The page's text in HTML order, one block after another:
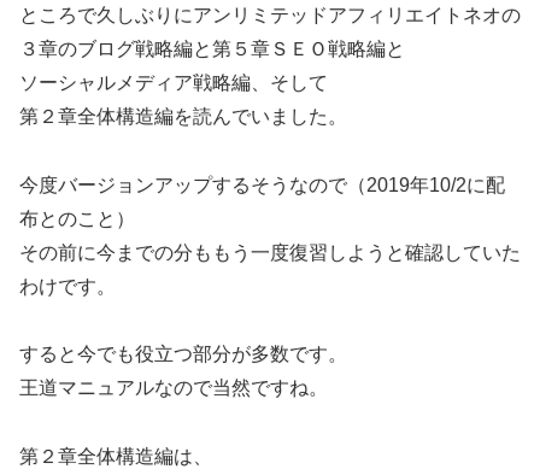
ところで久しぶりにアンリミテッドアフィリエイトネオの
３章のブログ戦略編と第５章ＳＥＯ戦略編と
ソーシャルメディア戦略編、そして
第２章全体構造編を読んでいました。
今度バージョンアップするそうなので（2019年10/2に配
布とのこと）
その前に今までの分ももう一度復習しようと確認していた
わけです。
すると今でも役立つ部分が多数です。
王道マニュアルなので当然ですね。
第２章全体構造編は、